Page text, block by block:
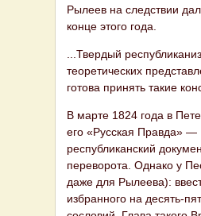
Рылеев на следствии
конце этого года.
...Твердый
теоретических
готова принять такие
В марте 1824 года в
его «Русская Правда» —
республиканский
переворота. Однако у
даже для Рылеева):
избранного на десять-